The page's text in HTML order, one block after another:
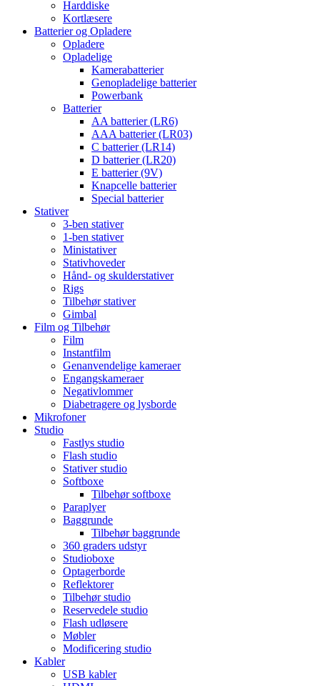
Harddiske
Kortlæsere
Batterier og Opladere
Opladere
Opladelige
Kamerabatterier
Genopladelige batterier
Powerbank
Batterier
AA batterier (LR6)
AAA batterier (LR03)
C batterier (LR14)
D batterier (LR20)
E batterier (9V)
Knapcelle batterier
Special batterier
Stativer
3-ben stativer
1-ben stativer
Ministativer
Stativhoveder
Hånd- og skulderstativer
Rigs
Tilbehør stativer
Gimbal
Film og Tilbehør
Film
Instantfilm
Genanvendelige kameraer
Engangskameraer
Negativlommer
Diabetragere og lysborde
Mikrofoner
Studio
Fastlys studio
Flash studio
Stativer studio
Softboxe
Tilbehør softboxe
Paraplyer
Baggrunde
Tilbehør baggrunde
360 graders udstyr
Studioboxe
Optagerborde
Reflektorer
Tilbehør studio
Reservedele studio
Flash udløsere
Møbler
Modificering studio
Kabler
USB kabler